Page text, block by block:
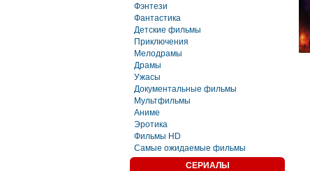
Фэнтези
Фaнтастика
Детские фильмы
Приключения
Мелодрамы
Драмы
Ужасы
Документальные фильмы
Мультфильмы
Аниме
Эротика
Фильмы HD
Самые ожидаемые фильмы
СЕРИАЛЫ